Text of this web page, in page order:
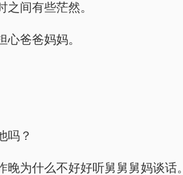
间有些茫然。
爸爸妈妈。
吗？
为什么不好好听舅舅舅妈谈话。